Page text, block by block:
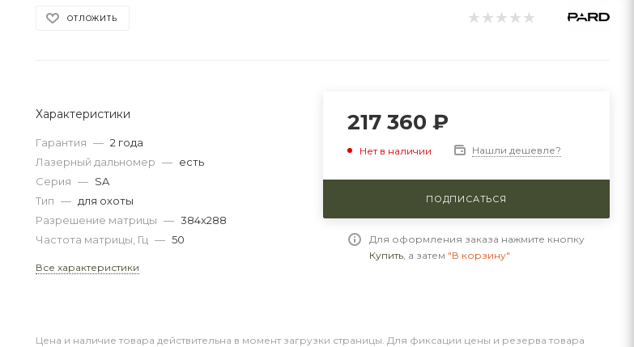
ОТЛОЖИТЬ
Характеристики
Гарантия — 2 года
Лазерный дальномер — есть
Серия — SA
Тип — для охоты
Разрешение матрицы — 384x288
Частота матрицы, Гц — 50
Все характеристики
217 360 ₽
Нет в наличии Нашли дешевле?
ПОДПИСАТЬСЯ
Для оформления заказа нажмите кнопку
Купить, а затем "В корзину"
Цена и наличие товара действительна в момент загрузки страницы. Для фиксации цены и резерва товара